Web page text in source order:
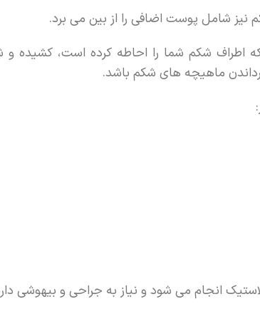
نیز شامل پوست اضافی را از بین می برد.
اطراف شکم شما را احاطه کرده است، کشیده و
ماهیچه های شکم باشد.
انجام می شود و نیاز به جراحی و بیهوشی